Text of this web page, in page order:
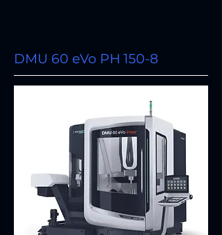
DMU 60 eVo PH 150-8